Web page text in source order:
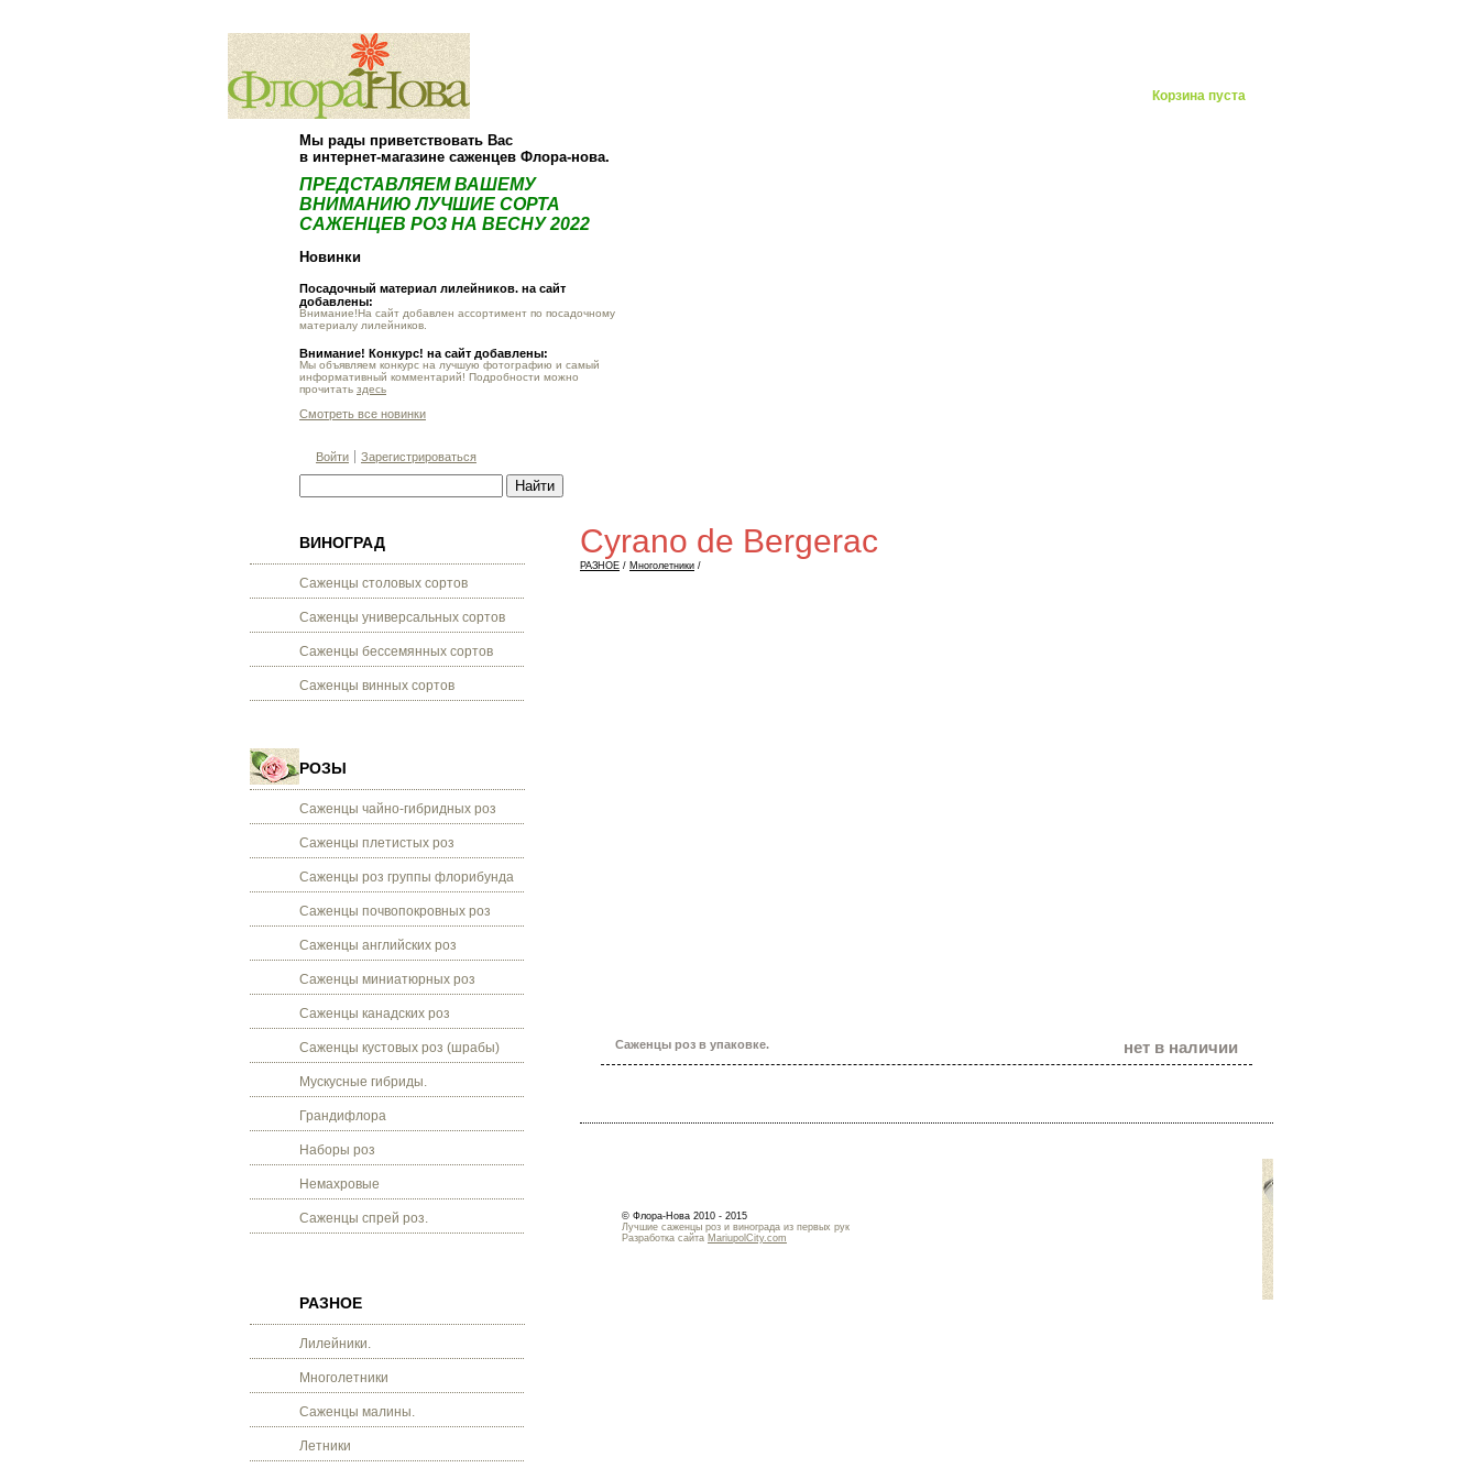
Корзина пуста
Мы рады приветствовать Вас
в интернет-магазине саженцев Флора-нова.
ПРЕДСТАВЛЯЕМ ВАШЕМУ
ВНИМАНИЮ ЛУЧШИЕ СОРТА
САЖЕНЦЕВ РОЗ НА ВЕСНУ 2022
Новинки
Посадочный материал лилейников. на сайт
добавлены:
Внимание!На сайт добавлен ассортимент по посадочному
материалу лилейников.
Внимание! Конкурс! на сайт добавлены:
Мы объявляем конкурс на лучшую фотографию и самый
информативный комментарий! Подробности можно
прочитать здесь
Смотреть все новинки
Войти Зарегистрироваться
ВИНОГРАД
Саженцы столовых сортов
Саженцы универсальных сортов
Саженцы бессемянных сортов
Саженцы винных сортов
РОЗЫ
Саженцы чайно-гибридных роз
Саженцы плетистых роз
Саженцы роз группы флорибунда
Саженцы почвопокровных роз
Саженцы английских роз
Саженцы миниатюрных роз
Саженцы канадских роз
Саженцы кустовых роз (шрабы)
Мускусные гибриды.
Грандифлора
Наборы роз
Немахровые
Саженцы спрей роз.
РАЗНОЕ
Лилейники.
Многолетники
Саженцы малины.
Летники
Cyrano de Bergerac
РАЗНОЕ / Многолетники /
Саженцы роз в упаковке. нет в наличии
© Флора-Нова 2010 - 2015
Лучшие саженцы роз и винограда из первых рук
Разработка сайта MariupolCity.com